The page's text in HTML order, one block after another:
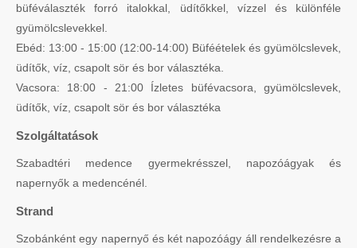
büféválaszték forró italokkal, üdítőkkel, vízzel és különféle
gyümölcslevekkel.
Ebéd: 13:00 - 15:00 (12:00-14:00) Büféételek és gyümölcslevek,
üdítők, víz, csapolt sör és bor választéka.
Vacsora: 18:00 - 21:00 Ízletes büfévacsora, gyümölcslevek,
üdítők, víz, csapolt sör és bor választéka
Szolgáltatások
Szabadtéri medence gyermekrésszel, napozóágyak és
napernyők a medencénél.
Strand
Szobánként egy napernyő és két napozóágy áll rendelkezésre a